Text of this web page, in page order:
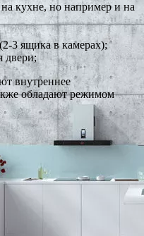
кухне, но например и на
3 ящика в камерах);
двери;
внутреннее
обладают режимом